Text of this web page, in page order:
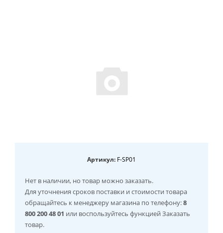
Артикул: F-SP01
Нет в наличии, но товар можно заказать.
Для уточнения сроков поставки и стоимости товара
обращайтесь к менеджеру магазина по телефону:8
800 200 48 01 или воспользуйтесь функцией Заказать
товар.